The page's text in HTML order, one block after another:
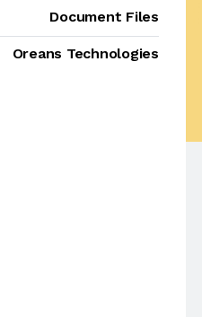
Document Files
Oreans Technologies